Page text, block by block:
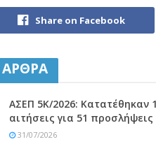
Share on Facebook
ΑΡΘΡΑ
ΑΣΕΠ 5Κ/2026: Κατατέθηκαν
αιτήσεις για 51 προσλήψεις
31/07/2026